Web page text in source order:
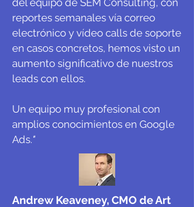
del equipo de SEM Consulting, con
reportes semanales vía correo
electrónico y vídeo calls de soporte
en casos concretos, hemos visto un
aumento significativo de nuestros
leads con ellos.
Un equipo muy profesional con
amplios conocimientos en Google
Ads."
Andrew Keaveney, CMO de Art